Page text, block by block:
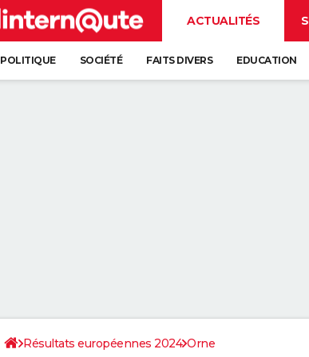
ACTUALITÉS
POLITIQUE SOCIÉTÉ FAITS DIVERS EDUCATION
Résultats européennes 2024 Orne